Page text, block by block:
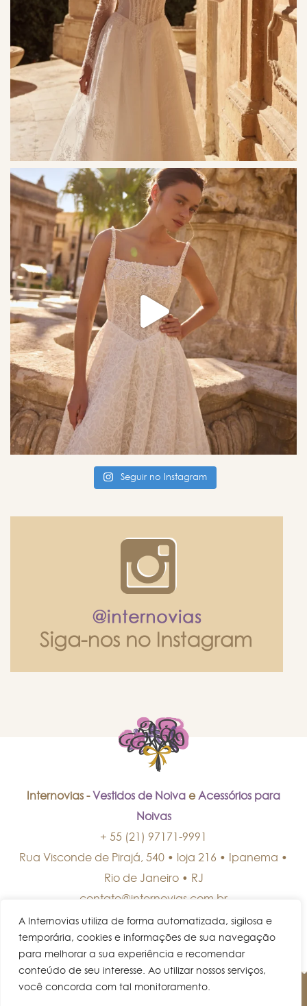
A Internovias utiliza de forma automatizada, sigilosa e
temporária, cookies e informações de sua navegação
para melhorar a sua experiência e recomendar
conteúdo de seu interesse. Ao utilizar nossos serviços,
você concorda com tal monitoramento.
Seguir no Instagram
Internovias - Vestidos de Noiva eAcessórios para
Noivas
+ 55 (21) 97171-9991
Rua Visconde de Pirajá, 540 • loja 216 • Ipanema •
Rio de Janeiro• RJ
contato@internovias.com.br